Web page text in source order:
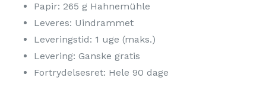
Papir: 265 g Hahnemühle
Leveres: Uindrammet
Leveringstid: 1 uge (maks.)
Levering: Ganske gratis
Fortrydelsesret: Hele 90 dage